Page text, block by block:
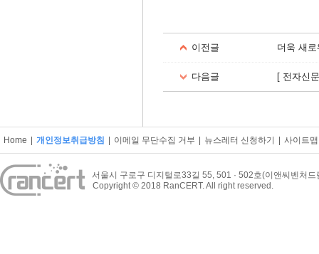
이전글 더욱 새
다음글 [ 전자신
Home 개인정보취급방침 이메일 무단수집 거부 뉴스레터 신청하기 사이트맵
서울시 구로구 디지털로33길 55, 501 · 502호(이앤씨벤처드
Copyright © 2018 RanCERT. All right reserved.